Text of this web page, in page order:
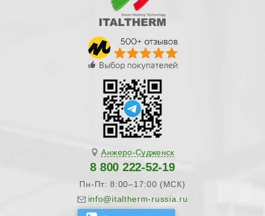
Анжеро-Судженск
8 800 222-52-19
Пн-Пт: 8:00–17:00 (МСК)
info@italtherm-russia.ru